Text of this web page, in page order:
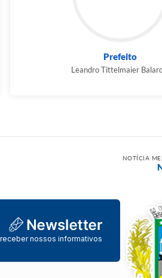
Prefeito
Leandro Tittelmaier
NOTÍCIA
nossos informativos